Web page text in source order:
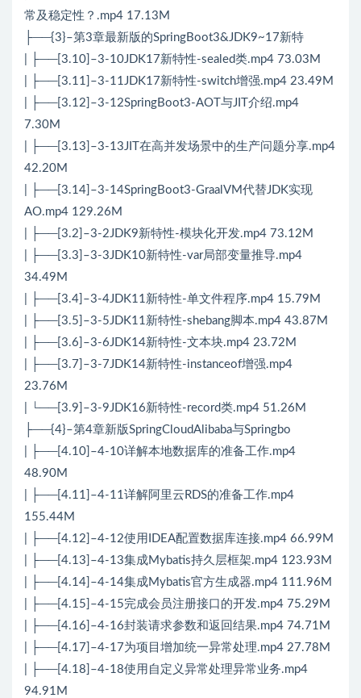
常及稳定性？.mp4 17.13M
├──{3}–第3章最新版的SpringBoot3&JDK9~17新特
| ├──[3.10]–3-10JDK17新特性-sealed类.mp4 73.03M
| ├──[3.11]–3-11JDK17新特性-switch增强.mp4 23.49M
| ├──[3.12]–3-12SpringBoot3-AOT与JIT介绍.mp4
7.30M
| ├──[3.13]–3-13JIT在高并发场景中的生产问题分享.mp4
42.20M
| ├──[3.14]–3-14SpringBoot3-GraalVM代替JDK实现
AO.mp4 129.26M
| ├──[3.2]–3-2JDK9新特性-模块化开发.mp4 73.12M
| ├──[3.3]–3-3JDK10新特性-var局部变量推导.mp4
34.49M
| ├──[3.4]–3-4JDK11新特性-单文件程序.mp4 15.79M
| ├──[3.5]–3-5JDK11新特性-shebang脚本.mp4 43.87M
| ├──[3.6]–3-6JDK14新特性-文本块.mp4 23.72M
| ├──[3.7]–3-7JDK14新特性-instanceof增强.mp4
23.76M
| └──[3.9]–3-9JDK16新特性-record类.mp4 51.26M
├──{4}–第4章新版SpringCloudAlibaba与Springbo
| ├──[4.10]–4-10详解本地数据库的准备工作.mp4
48.90M
| ├──[4.11]–4-11详解阿里云RDS的准备工作.mp4
155.44M
| ├──[4.12]–4-12使用IDEA配置数据库连接.mp4 66.99M
| ├──[4.13]–4-13集成Mybatis持久层框架.mp4 123.93M
| ├──[4.14]–4-14集成Mybatis官方生成器.mp4 111.96M
| ├──[4.15]–4-15完成会员注册接口的开发.mp4 75.29M
| ├──[4.16]–4-16封装请求参数和返回结果.mp4 74.71M
| ├──[4.17]–4-17为项目增加统一异常处理.mp4 27.78M
| ├──[4.18]–4-18使用自定义异常处理异常业务.mp4
94.91M